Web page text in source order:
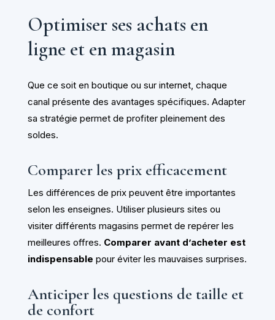
Optimiser ses achats en
ligne et en magasin
Que ce soit en boutique ou sur internet, chaque
canal présente des avantages spécifiques. Adapter
sa stratégie permet de profiter pleinement des
soldes.
Comparer les prix efficacement
Les différences de prix peuvent être importantes
selon les enseignes. Utiliser plusieurs sites ou
visiter différents magasins permet de repérer les
meilleures offres. Comparer avant d’acheter est
indispensable pour éviter les mauvaises surprises.
Anticiper les questions de taille et
de confort